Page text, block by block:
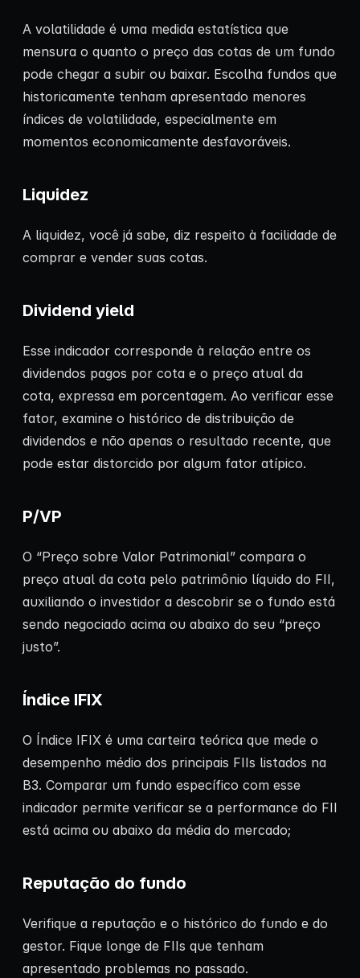
A volatilidade é uma medida estatística que
mensura o quanto o preço das cotas de um fundo
pode chegar a subir ou baixar. Escolha fundos que
historicamente tenham apresentado menores
índices de volatilidade, especialmente em
momentos economicamente desfavoráveis.
Liquidez
A liquidez, você já sabe, diz respeito à facilidade de
comprar e vender suas cotas.
Dividend yield
Esse indicador corresponde à relação entre os
dividendos pagos por cota e o preço atual da
cota, expressa em porcentagem. Ao verificar esse
fator, examine o histórico de distribuição de
dividendos e não apenas o resultado recente, que
pode estar distorcido por algum fator atípico.
P/VP
O “Preço sobre Valor Patrimonial” compara o
preço atual da cota pelo patrimônio líquido do FII,
auxiliando o investidor a descobrir se o fundo está
sendo negociado acima ou abaixo do seu “preço
justo”.
Índice IFIX
O Índice IFIX é uma carteira teórica que mede o
desempenho médio dos principais FIIs listados na
B3. Comparar um fundo específico com esse
indicador permite verificar se a performance do FII
está acima ou abaixo da média do mercado;
Reputação do fundo
Verifique a reputação e o histórico do fundo e do
gestor. Fique longe de FIIs que tenham
apresentado problemas no passado.